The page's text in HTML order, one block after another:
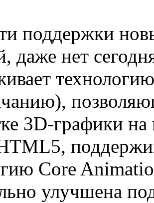
поддержки
даже нет
3D-графики
Core
улучшена